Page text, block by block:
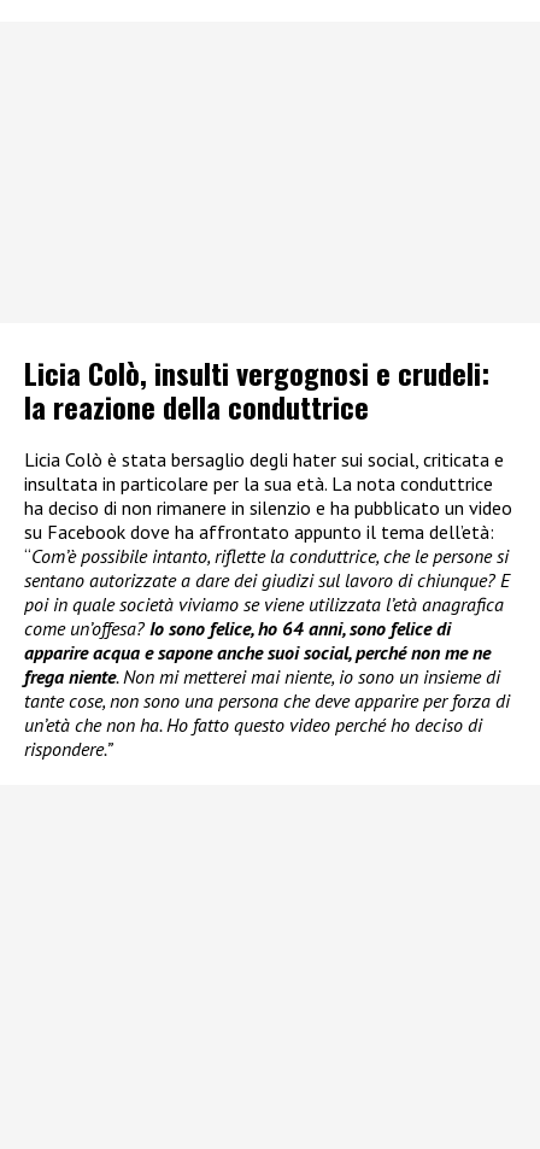
Licia Colò, insulti vergognosi e crudeli:
la reazione della conduttrice
Licia Colò è stata bersaglio degli hater sui social, criticata e
insultata in particolare per la sua età. La nota conduttrice
ha deciso di non rimanere in silenzio e ha pubblicato un video
su Facebook dove ha affrontato appunto il tema dell’età:
“Com’è possibile intanto, riflette la conduttrice, che le persone si
sentano autorizzate a dare dei giudizi sul lavoro di chiunque? E
poi in quale società viviamo se viene utilizzata l’età anagrafica
come un’offesa? Io sono felice, ho 64 anni, sono felice di
apparire acqua e sapone anche suoi social, perché non me ne
frega niente. Non mi metterei mai niente, io sono un insieme di
tante cose, non sono una persona che deve apparire per forza di
un’età che non ha. Ho fatto questo video perché ho deciso di
rispondere.”